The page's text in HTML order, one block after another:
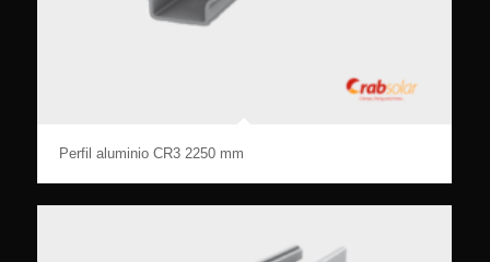
Perfil aluminio CR3 2250 mm